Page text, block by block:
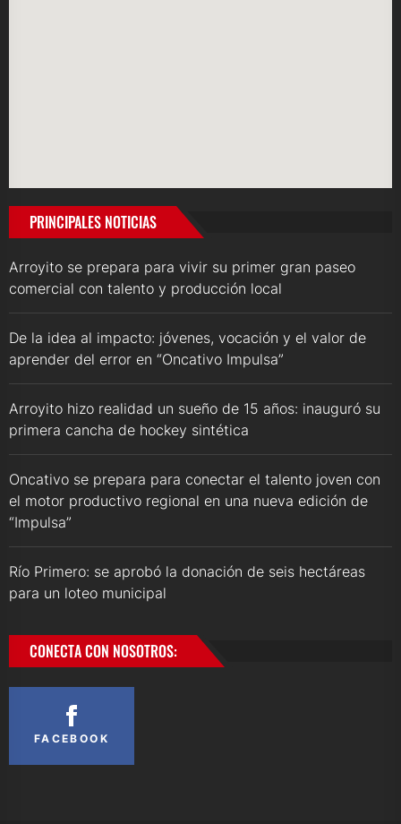
PRINCIPALES NOTICIAS
Arroyito se prepara para vivir su primer gran paseo
comercial con talento y producción local
De la idea al impacto: jóvenes, vocación y el valor de
aprender del error en “Oncativo Impulsa”
Arroyito hizo realidad un sueño de 15 años: inauguró su
primera cancha de hockey sintética
Oncativo se prepara para conectar el talento joven con
el motor productivo regional en una nueva edición de
“Impulsa”
Río Primero: se aprobó la donación de seis hectáreas
para un loteo municipal
CONECTA CON NOSOTROS:
FACEBOOK